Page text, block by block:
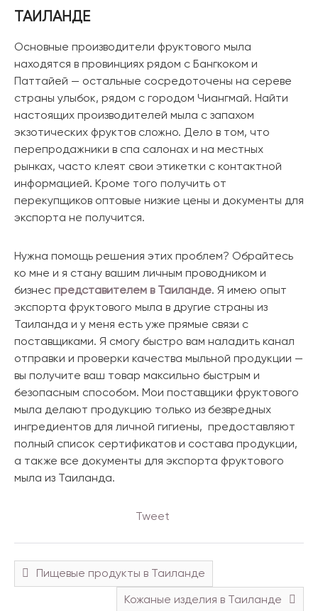
ТАИЛАНДЕ
Основные производители фруктового мыла
находятся в провинциях рядом с Бангкоком и
Паттайей — остальные сосредоточены на сереве
страны улыбок, рядом с городом Чиангмай. Найти
настоящих производителей мыла с запахом
экзотических фруктов сложно. Дело в том, что
перепродажники в спа салонах и на местных
рынках, часто клеят свои этикетки с контактной
информацией. Кроме того получить от
перекупщиков оптовые низкие цены и документы для
экспорта не получится.
Нужна помощь решения этих проблем? Обрайтесь
ко мне и я стану вашим личным проводником и
бизнес представителем в Таиланде. Я имею опыт
экспорта фруктового мыла в другие страны из
Таиланда и у меня есть уже прямые связи с
поставщиками. Я смогу быстро вам наладить канал
отправки и проверки качества мыльной продукции —
вы получите ваш товар максильно быстрым и
безопасным способом. Мои поставщики фруктового
мыла делают продукцию только из безвредных
ингредиентов для личной гигиены, предоставляют
полный список сертификатов и состава продукции,
а также все документы для экспорта фруктового
мыла из Таиланда.
Tweet
Пищевые продукты в Таиланде
Кожаные изделия в Таиланде